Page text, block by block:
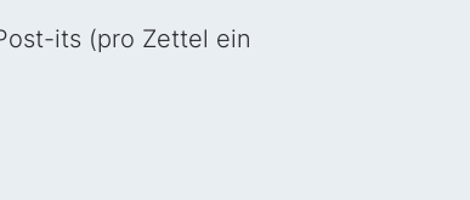
its (pro Zettel ein